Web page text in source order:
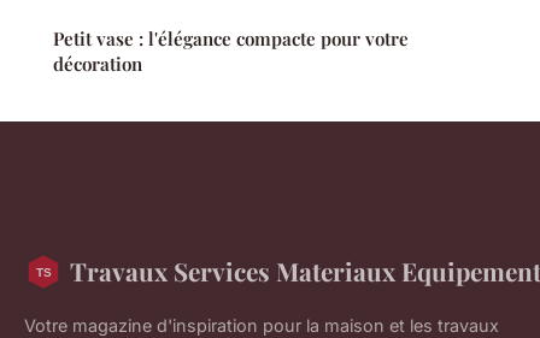
Petit vase : l'élégance compacte pour votre
décoration
Travaux Services Materiaux
Votre magazine d'inspiration pour la maison et les travaux